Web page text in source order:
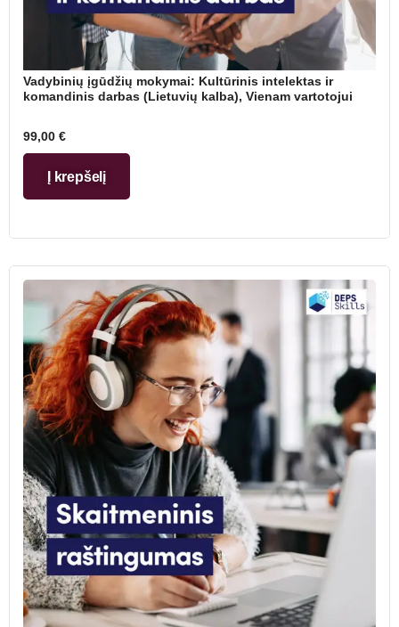
Vadybinių įgūdžių mokymai: Kultūrinis intelektas ir
komandinis darbas (Lietuvių kalba), Vienam vartotojui
99,00 €
Į krepšelį